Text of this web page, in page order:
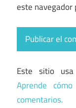
este navegador
Este sitio
Aprende
comentarios.